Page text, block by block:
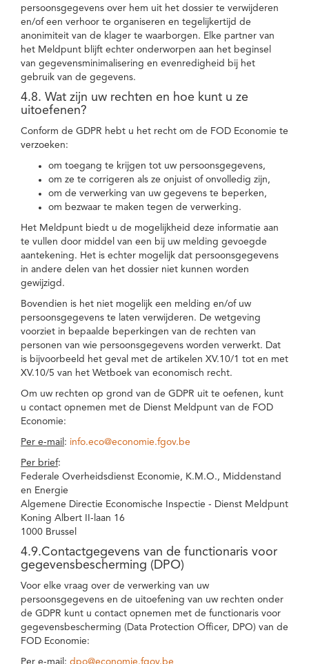
persoonsgegevens over hem uit het dossier te verwijderen
en/of een verhoor te organiseren en tegelijkertijd de
anonimiteit van de klager te waarborgen. Elke partner van
het Meldpunt blijft echter onderworpen aan het beginsel
van gegevensminimalisering en evenredigheid bij het
gebruik van de gegevens.
4.8. Wat zijn uw rechten en hoe kunt u ze
uitoefenen?
Conform de GDPR hebt u het recht om de FOD Economie te
verzoeken:
om toegang te krijgen tot uw persoonsgegevens,
om ze te corrigeren als ze onjuist of onvolledig zijn,
om de verwerking van uw gegevens te beperken,
om bezwaar te maken tegen de verwerking.
Het Meldpunt biedt u de mogelijkheid deze informatie aan
te vullen door middel van een bij uw melding gevoegde
aantekening. Het is echter mogelijk dat persoonsgegevens
in andere delen van het dossier niet kunnen worden
gewijzigd.
Bovendien is het niet mogelijk een melding en/of uw
persoonsgegevens te laten verwijderen. De wetgeving
voorziet in bepaalde beperkingen van de rechten van
personen van wie persoonsgegevens worden verwerkt. Dat
is bijvoorbeeld het geval met de artikelen XV.10/1 tot en met
XV.10/5 van het Wetboek van economisch recht.
Om uw rechten op grond van de GDPR uit te oefenen, kunt
u contact opnemen met de Dienst Meldpunt van de FOD
Economie:
Per e-mail : info.eco@economie.fgov.be
Per brief:
Federale Overheidsdienst Economie, K.M.O., Middenstand
en Energie
Algemene Directie Economische Inspectie - Dienst Meldpunt
Koning Albert II-laan 16
1000 Brussel
4.9.Contactgegevens van de functionaris voor
gegevensbescherming (DPO)
Voor elke vraag over de verwerking van uw
persoonsgegevens en de uitoefening van uw rechten onder
de GDPR kunt u contact opnemen met de functionaris voor
gegevensbescherming (Data Protection Officer, DPO) van de
FOD Economie:
Per e-mail : dpo@economie.fgov.be